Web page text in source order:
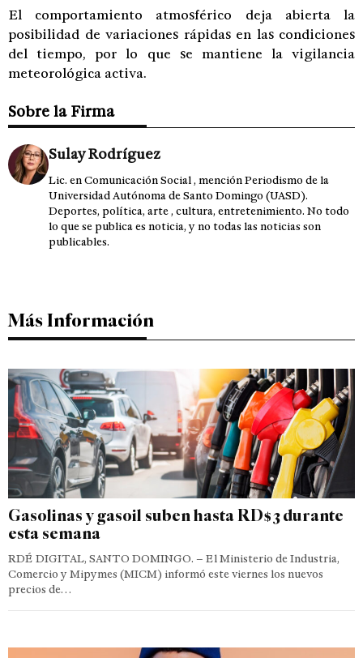
El comportamiento atmosférico deja abierta la
posibilidad de variaciones rápidas en las condiciones
del tiempo, por lo que se mantiene la vigilancia
meteorológica activa.
Sobre la Firma
Sulay Rodríguez
Lic. en Comunicación Social , mención Periodismo de la
Universidad Autónoma de Santo Domingo (UASD).
Deportes, política, arte , cultura, entretenimiento. No todo
lo que se publica es noticia, y no todas las noticias son
publicables.
Más Información
Gasolinas y gasoil suben hasta RD$3 durante
esta semana
RDÉ DIGITAL, SANTO DOMINGO. – El Ministerio de Industria,
Comercio y Mipymes (MICM) informó este viernes los nuevos
precios de…